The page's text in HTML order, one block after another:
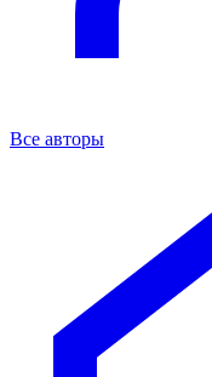
Все авторы